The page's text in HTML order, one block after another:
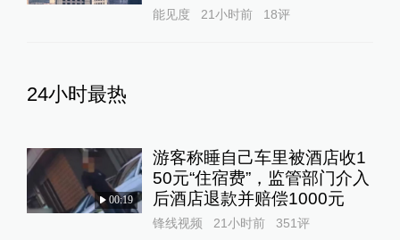
能见度 21小时前 18评
24小时最热
00:19
游客称睡自己车里被酒店收1
50元“住宿费”，监管部门介入
后酒店退款并赔偿1000元
锋线视频 21小时前 351评